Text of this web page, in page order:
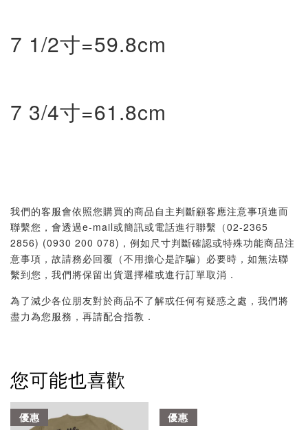
7 1/2寸=59.8cm
7 3/4寸=61.8cm
我們的客服會依照您購買的商品自主判斷顧客應注意事項進而
聯繫您，會透過e-mail或簡訊或電話進行聯繫（02-2365
2856) (0930 200 078)，例如尺寸判斷確認或特殊功能商品注
意事項，故請務必回覆（不用擔心是詐騙）必要時，如無法聯
繫到您，我們將保留出貨選擇權或進行訂單取消．
為了減少各位朋友對於商品不了解或任何有疑惑之處，我們將
盡力為您服務，再請配合指教．
您可能也喜歡
優惠 優惠